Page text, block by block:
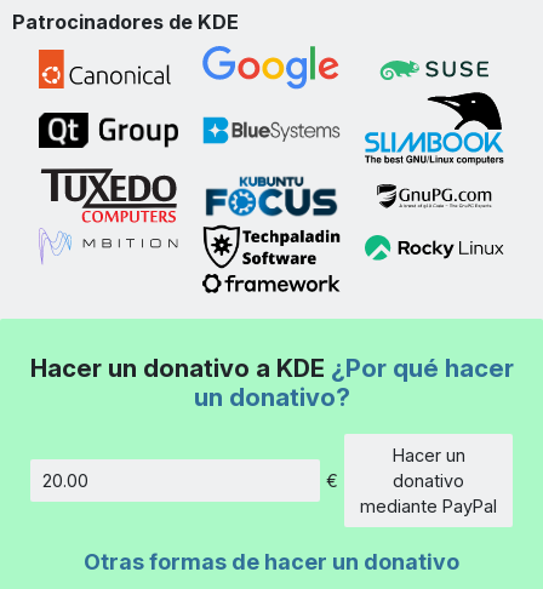
Patrocinadores de KDE
Hacer un donativo a KDE ¿Por qué hacer
un donativo?
Cantidad
€
Hacer un
donativo
mediante PayPal
Otras formas de hacer un donativo